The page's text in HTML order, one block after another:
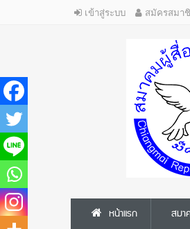
เข้าสู่ระบบ สมัครสมา
หน้าแรก สมา